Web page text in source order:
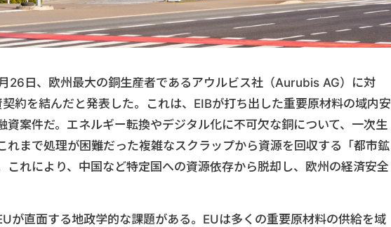
26日、欧州最大の銅生産者であるアウルビス社（Aurubis AG）に対
約を結んだと発表した。これは、EIBが打ち出した重要原材料の域内安
資案件だ。エネルギー転換やデジタル化に不可欠な銅について、一次生
れまで処理が困難だった複雑なスクラップから資源を回収する「都市鉱
これにより、中国など特定国への資源依存から脱却し、欧州の経済安全
が直面する地政学的な課題がある。EUは多くの重要原材料の供給を域